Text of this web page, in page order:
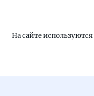
На сайте используются